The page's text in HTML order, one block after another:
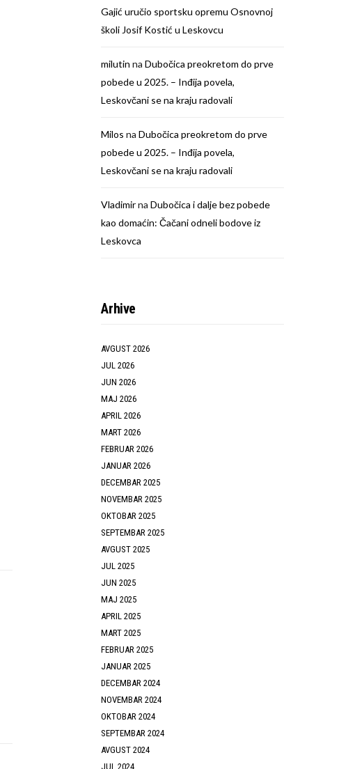
Gajić uručio sportsku opremu Osnovnoj
školi Josif Kostić u Leskovcu
milutin naDubočica preokretom do prve
pobede u 2025. – Inđija povela,
Leskovčani se na kraju radovali
Milos naDubočica preokretom do prve
pobede u 2025. – Inđija povela,
Leskovčani se na kraju radovali
VladimirnaDubočica i dalje bez pobede
kao domaćin: Čačani odneli bodove iz
Leskovca
Arhive
AVGUST 2026
JUL 2026
JUN 2026
MAJ 2026
APRIL 2026
MART 2026
FEBRUAR 2026
JANUAR 2026
DECEMBAR 2025
NOVEMBAR 2025
OKTOBAR 2025
SEPTEMBAR 2025
AVGUST 2025
JUL 2025
JUN 2025
MAJ 2025
APRIL 2025
MART 2025
FEBRUAR 2025
JANUAR 2025
DECEMBAR 2024
NOVEMBAR 2024
OKTOBAR 2024
SEPTEMBAR 2024
AVGUST 2024
JUL 2024